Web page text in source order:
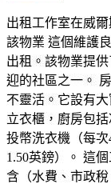
出租工作室在威
該物業 這個維護
出租。該物業提
迎的社區之一。
不靈活。它設有
立衣櫃，廚房包
投幣洗衣機（每
1.50英鎊）。 這
含（水費、市政